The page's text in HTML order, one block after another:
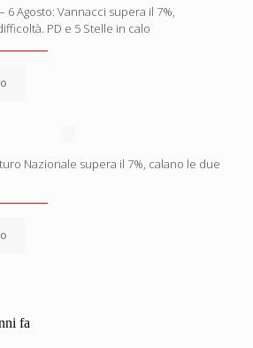
6 Agosto: Vannacci supera il 7%,
PD e 5 Stelle in calo
Nazionale supera il 7%, calano le due